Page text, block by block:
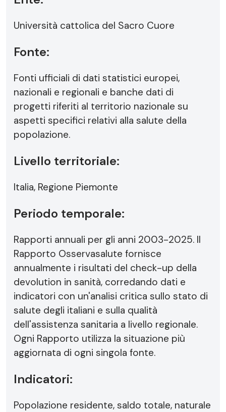
Università cattolica del Sacro Cuore
Fonte:
Fonti ufficiali di dati statistici europei,
nazionali e regionali e banche dati di
progetti riferiti al territorio nazionale su
aspetti specifici relativi alla salute della
popolazione.
Livello territoriale:
Italia, Regione Piemonte
Periodo temporale:
Rapporti annuali per gli anni 2003-2025. Il
Rapporto Osservasalute fornisce
annualmente i risultati del check-up della
devolution in sanità, corredando dati e
indicatori con un'analisi critica sullo stato di
salute degli italiani e sulla qualità
dell'assistenza sanitaria a livello regionale.
Ogni Rapporto utilizza la situazione più
aggiornata di ogni singola fonte.
Indicatori:
Popolazione residente, saldo totale, naturale